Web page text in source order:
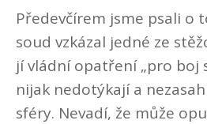
Předevčírem jsme psali o
soud vzkázal jedné ze
jí vládní opatření „pro boj
nijak nedotýkají a
sféry. Nevadí, že může